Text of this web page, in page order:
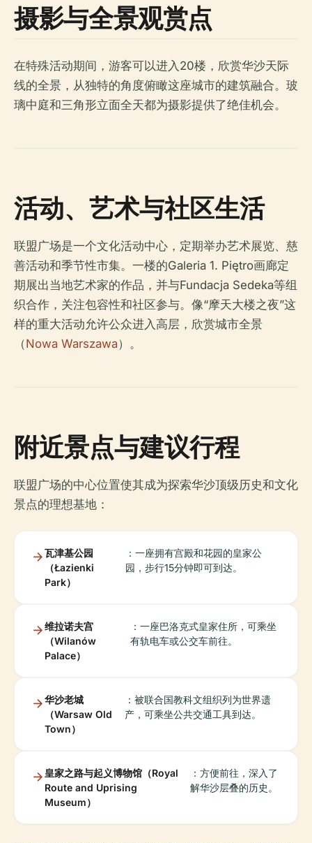
摄影与全景观赏点
在特殊活动期间，游客可以进入20楼，欣赏华沙天际
线的全景，从独特的角度俯瞰这座城市的建筑融合。玻
璃中庭和三角形立面全天都为摄影提供了绝佳机会。
活动、艺术与社区生活
联盟广场是一个文化活动中心，定期举办艺术展览、慈
善活动和季节性市集。一楼的Galeria 1. Piętro画廊定
期展出当地艺术家的作品，并与Fundacja Sedeka等组
织合作，关注包容性和社区参与。像“摩天大楼之夜”这
样的重大活动允许公众进入高层，欣赏城市全景
（Nowa Warszawa）。
附近景点与建议行程
联盟广场的中心位置使其成为探索华沙顶级历史和文化
景点的理想基地：
瓦津基公园
（Łazienki
Park）
：一座拥有宫殿和花园的皇家公
园，步行15分钟即可到达。
维拉诺夫宫
（Wilanów
Palace）
：一座巴洛克式皇家住所，可乘坐
有轨电车或公交车前往。
华沙老城
（Warsaw Old
Town）
：被联合国教科文组织列为世界遗
产，可乘坐公共交通工具到达。
皇家之路与起义博物馆（Royal
Route and Uprising
Museum）
：方便前往，深入了
解华沙层叠的历史。